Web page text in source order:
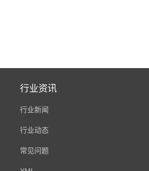
行业资讯
行业新闻
行业动态
常见问题